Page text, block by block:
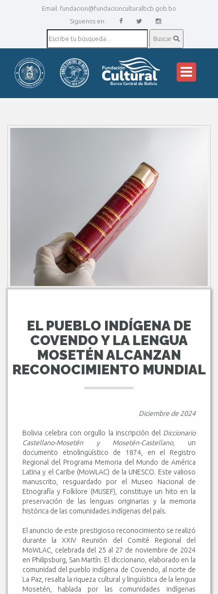
Email: fundacion@fundacionculturalbcb.gob.bo
Siguenos en:
Buscar
EL PUEBLO INDÍGENA DE
COVENDO Y LA LENGUA
MOSETÉN ALCANZAN
RECONOCIMIENTO MUNDIAL
Diciembre de 2024
Bolivia celebra con orgullo la inscripción del Diccionario
Castellano-Mosetén y Mosetén-Castellano, un
documento etnolingüístico de 1874, en el Registro
Regional del Programa Memoria del Mundo de América
Latina y el Caribe (MoWLAC) de la UNESCO. Este valioso
manuscrito, resguardado por el Museo Nacional de
Etnografía y Folklore (MUSEF), constituye un hito en la
preservación de las lenguas originarias y la memoria
histórica de las comunidades indígenas del país.
El anuncio de este prestigioso reconocimiento se realizó
durante la XXIV Reunión del Comité Regional del
MoWLAC, celebrada del 25 al 27 de noviembre de 2024
en Philipsburg, San Martín. El diccionario, elaborado en la
comunidad del pueblo indígena de Covendo, al norte de
La Paz, resalta la riqueza cultural y lingüística de la lengua
Mosetén, hablada por las comunidades indígenas